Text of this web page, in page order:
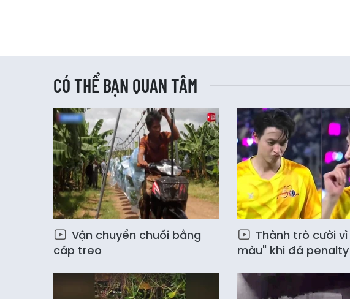
CÓ THỂ BẠN QUAN TÂM
Vận chuyển chuối bằng
cáp treo
Thành trò cười
màu" khi đá penalty